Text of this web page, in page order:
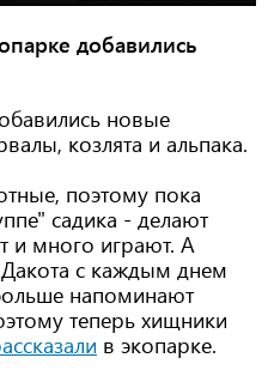
добавились
новые
козлята и альпака.
поэтому пока
садика - делают
и много играют. А
с каждым днем
напоминают
теперь хищники
в экопарке.